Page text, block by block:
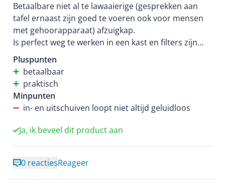
Betaalbare niet al te lawaaierige (gesprekken aan
tafel ernaast zijn goed te voeren ook voor mensen
met gehoorapparaat) afzuigkap.
Is perfect weg te werken in een kast en filters zijn
goed bereikbaar voor reiniging.
Voldoende verlichting voor kookplaat eronder.
Pluspunten
betaalbaar
praktisch
Minpunten
in- en uitschuiven loopt niet altijd geluidloos
Ja, ik beveel dit product aan
0 reactiesReageer